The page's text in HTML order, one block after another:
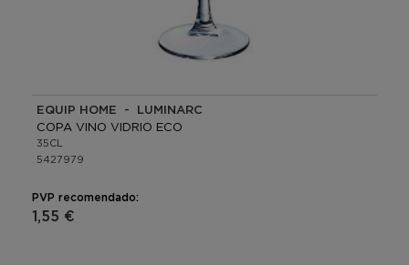
EQUIP HOME - LUMINARC
COPA VINO VIDRIO ECO
35CL
5427979
PVP recomendado:
1,55 €